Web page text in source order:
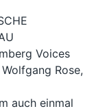
Voices
Rose,
auch einmal